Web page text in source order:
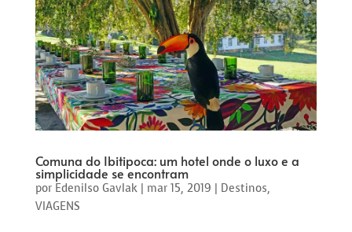
Comuna do Ibitipoca: um hotel onde o luxo e a
simplicidade se encontram
por Edenilso Gavlak| mar 15, 2019 | Destinos,
VIAGENS